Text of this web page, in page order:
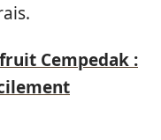
Cempedak :